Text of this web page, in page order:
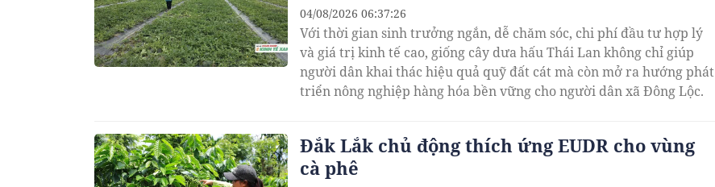
Với thời gian sinh trưởng ngắn, dễ chăm sóc, chi phí đầu tư hợp lý
và giá trị kinh tế cao, giống cây dưa hấu Thái Lan không chỉ giúp
người dân khai thác hiệu quả quỹ đất cát mà còn mở ra hướng phát
triển nông nghiệp hàng hóa bền vững cho người dân xã Đông Lộc.
04/08/2026 06:37:26
Đắk Lắk chủ động thích ứng EUDR cho vùng
cà phê